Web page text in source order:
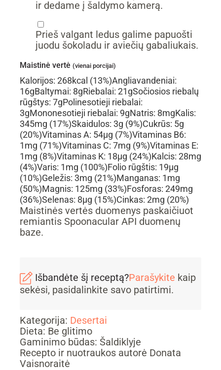
ir dedame į šaldymo kamerą.
Prieš valgant ledus galime papuošti
juodu šokoladu ir aviečių gabaliukais.
Maistinė vertė (vienai porcijai)
Kalorijos: 268kcal (13%)Angliavandeniai:
16gBaltymai: 8gRiebalai: 21gSočiosios riebalų
rūgštys: 7gPolinesotieji riebalai:
3gMononesotieji riebalai: 9gNatris: 8mgKalis:
345mg (17%)Skaidulos: 3g (9%)Cukrūs: 5g
(20%)Vitaminas A: 54µg (7%)Vitaminas B6:
1mg (71%)Vitaminas C: 7mg (9%)Vitaminas E:
1mg (8%)Vitaminas K: 18µg (24%)Kalcis: 28mg
(4%)Varis: 1mg (100%)Folio rūgštis: 19µg
(10%)Geležis: 3mg (21%)Manganas: 1mg
(50%)Magnis: 125mg (33%)Fosforas: 249mg
(36%)Selenas: 8µg (15%)Cinkas: 2mg (20%)
Maistinės vertės duomenys paskaičiuot
remiantis Spoonacular API duomenų
baze.
Išbandėte šį receptą?Parašykite kaip
sekėsi, pasidalinkite savo patirtimi.
Kategorija: Desertai
Dieta: Be glitimo
Gaminimo būdas: Šaldiklyje
Recepto ir nuotraukos autorė Donata
Vaisnoraitė